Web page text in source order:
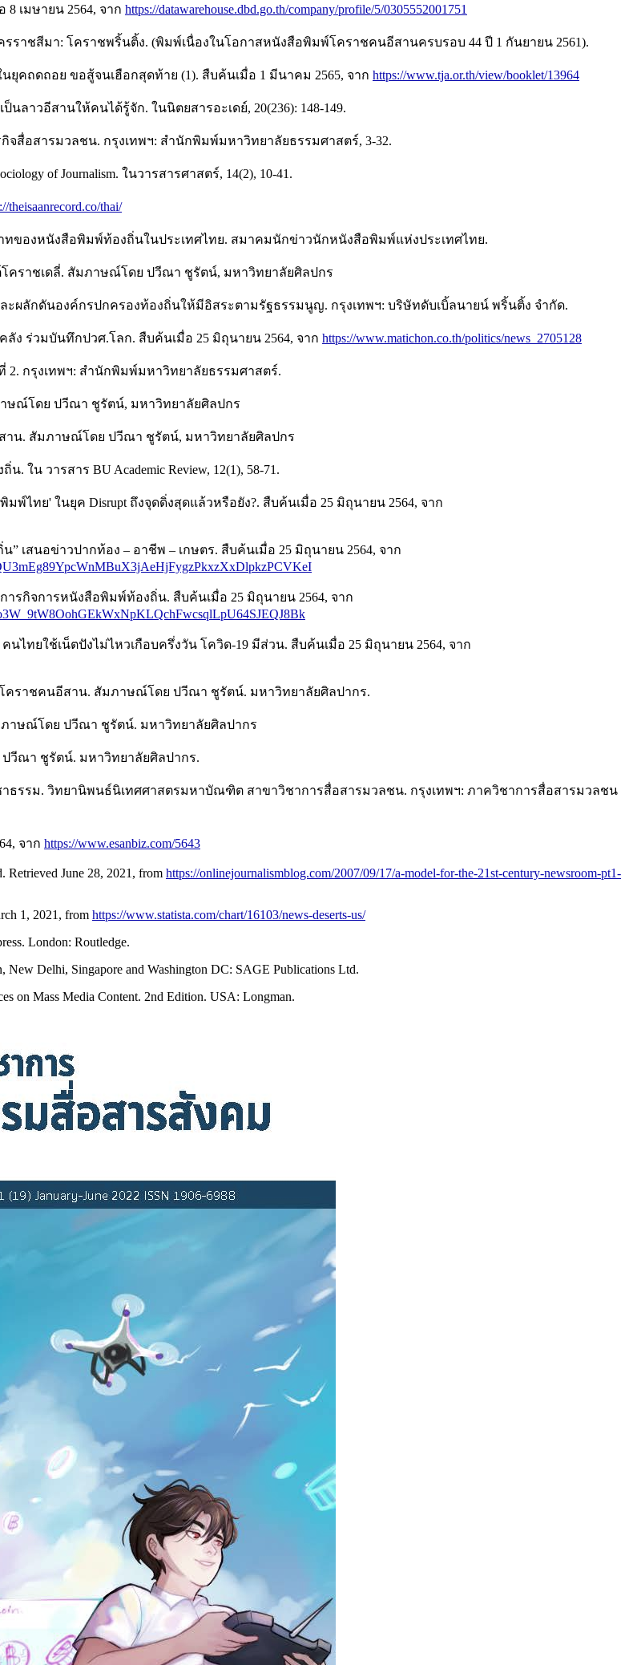
เมษายน 2564, จาก https://datawarehouse.dbd.go.th/company/profile/5/0305552001751
าชสีมา: โคราชพริ้นติ้ง. (พิมพ์เนื่องในโอกาสหนังสือพิมพ์โคราชคนอีสานครบรอบ 44 ปี 1 กันยายน 2561).
ยุคถดถอย ขอสู้จนเฮือกสุดท้าย (1). สืบค้นเมื่อ 1 มีนาคม 2565, จาก https://www.tja.or.th/view/booklet/13964
ลาวอีสานให้คนได้รู้จัก. ในนิตยสารอะเดย์, 20(236): 148-149.
สื่อสารมวลชน. กรุงเทพฯ: สำนักพิมพ์มหาวิทยาลัยธรรมศาสตร์, 3-32.
of Journalism. ในวารสารศาสตร์, 14(2), 10-41.
theisaanrecord.co/thai/
ทของหนังสือพิมพ์ท้องถิ่นในประเทศไทย. สมาคมนักข่าวนักหนังสือพิมพ์แห่งประเทศไทย.
คราชเดลี่. สัมภาษณ์โดย ปวีณา ชูรัตน์, มหาวิทยาลัยศิลปกร
ผลักดันองค์กรปกครองท้องถิ่นให้มีอิสระตามรัฐธรรมนูญ. กรุงเทพฯ: บริษัทดับเบิ้ลนายน์ พริ้นติ้ง จำกัด.
ลัง ร่วมบันทึกปวศ.โลก. สืบค้นเมื่อ 25 มิถุนายน 2564, จาก https://www.matichon.co.th/politics/news_2705128
2. กรุงเทพฯ: สำนักพิมพ์มหาวิทยาลัยธรรมศาสตร์.
ษณ์โดย ปวีณา ชูรัตน์, มหาวิทยาลัยศิลปกร
าน. สัมภาษณ์โดย ปวีณา ชูรัตน์, มหาวิทยาลัยศิลปกร
น วารสาร BU Academic Review, 12(1), 58-71.
พ์ไทย' ในยุค Disrupt ถึงจุดดิ่งสุดแล้วหรือยัง?. สืบค้นเมื่อ 25 มิถุนายน 2564, จาก
เสนอข่าวปากท้อง – อาชีพ – เกษตร. สืบค้นเมื่อ 25 มิถุนายน 2564, จาก
รกิจการหนังสือพิมพ์ท้องถิ่น. สืบค้นเมื่อ 25 มิถุนายน 2564, จาก
ไทยใช้เน็ตปังไม่ไหวเกือบครึ่งวัน โควิด-19 มีส่วน. สืบค้นเมื่อ 25 มิถุนายน 2564, จาก
คราชคนอีสาน. สัมภาษณ์โดย ปวีณา ชูรัตน์. มหาวิทยาลัยศิลปากร.
าษณ์โดย ปวีณา ชูรัตน์. มหาวิทยาลัยศิลปากร
ปวีณา ชูรัตน์. มหาวิทยาลัยศิลปากร.
ธรรม. วิทยานิพนธ์นิเทศศาสตรมหาบัณฑิต สาขาวิชาการสื่อสารมวลชน. กรุงเทพฯ: ภาควิชาการสื่อสารมวลชน
จาก https://www.esanbiz.com/5643
Retrieved June 28, 2021, from https://onlinejournalismblog.com/2007/09/17/a-model-for-the-21st-century-newsroom-pt1-
1, 2021, from https://www.statista.com/chart/16103/news-deserts-us/
London: Routledge.
Delhi, Singapore and Washington DC: SAGE Publications Ltd.
on Mass Media Content. 2nd Edition. USA: Longman.